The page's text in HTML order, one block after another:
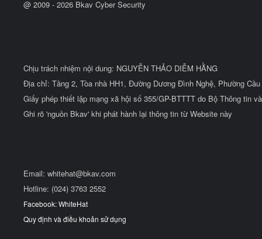
@ 2009 - 2026 Bkav Cyber Security
Chịu trách nhiệm nội dung: NGUYỄN THẢO DIỄM HẰNG
Địa chỉ: Tầng 2, Tòa nhà HH1, Đường Dương Đình Nghệ, Phường
Giấy phép thiết lập mạng xã hội số 355/GP-BTTTT do Bộ Thông tin
Ghi rõ 'nguồn Bkav' khi phát hành lại thông tin từ Website này
Email: whitehat@bkav.com
Hotline: (024) 3763 2552
Facebook: WhiteHat
Quy định và điều khoản sử dụng